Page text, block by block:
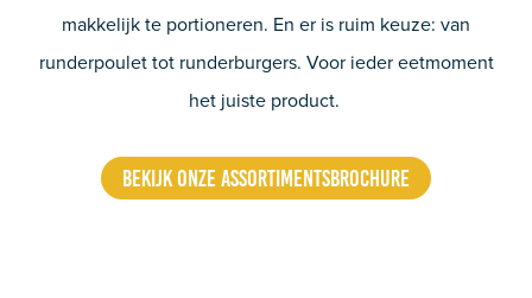
makkelijk te portioneren. En er is ruim keuze: van
runderpoulet tot runderburgers. Voor ieder eetmoment
het juiste product.
BEKIJK ONZE ASSORTIMENTSBROCHURE